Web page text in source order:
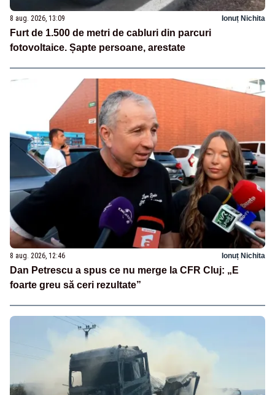
8 aug. 2026, 13:09 Ionuț Nichita
Furt de 1.500 de metri de cabluri din parcuri
fotovoltaice. Șapte persoane, arestate
8 aug. 2026, 12:46 Ionuț Nichita
Dan Petrescu a spus ce nu merge la CFR Cluj: „E
foarte greu să ceri rezultate”